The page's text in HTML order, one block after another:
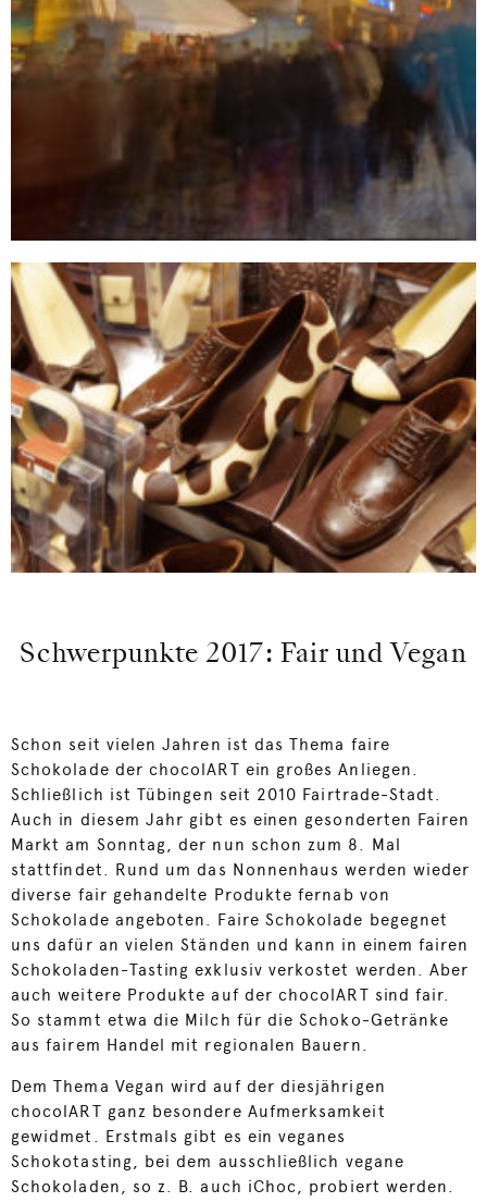
Schwerpunkte 2017: Fair und Vegan
Schon seit vielen Jahren ist das Thema faire
Schokolade der chocolART ein großes Anliegen.
Schließlich ist Tübingen seit 2010 Fairtrade-Stadt.
Auch in diesem Jahr gibt es einen gesonderten Fairen
Markt am Sonntag, der nun schon zum 8. Mal
stattfindet. Rund um das Nonnenhaus werden wieder
diverse fair gehandelte Produkte fernab von
Schokolade angeboten. Faire Schokolade begegnet
uns dafür an vielen Ständen und kann in einem fairen
Schokoladen-Tasting exklusiv verkostet werden. Aber
auch weitere Produkte auf der chocolART sind fair.
So stammt etwa die Milch für die Schoko-Getränke
aus fairem Handel mit regionalen Bauern.
Dem Thema Vegan wird auf der diesjährigen
chocolART ganz besondere Aufmerksamkeit
gewidmet. Erstmals gibt es ein veganes
Schokotasting, bei dem ausschließlich vegane
Schokoladen, so z. B. auch iChoc, probiert werden.